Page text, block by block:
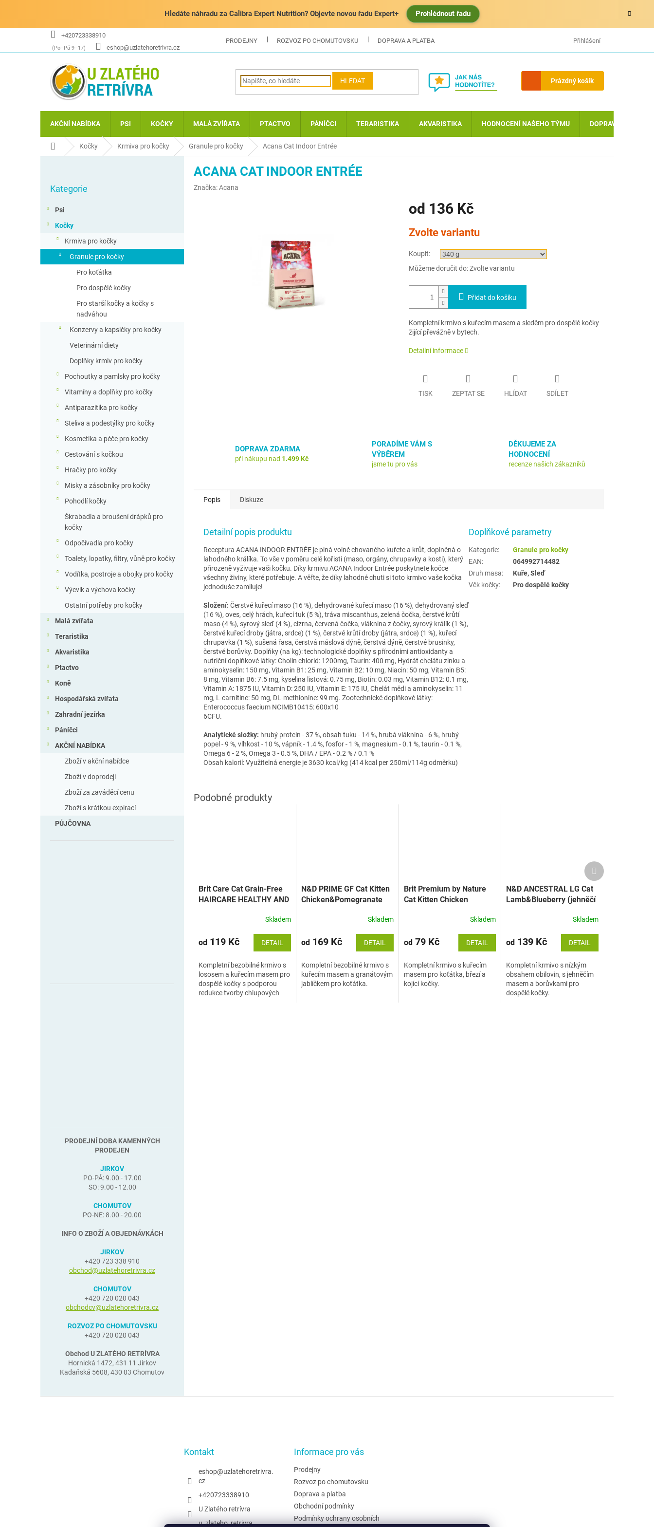
Hledáte náhradu za Calibra Expert Nutrition? Objevte novou řadu Expert+ Prohlédnout řadu
+420723338910
eshop@uzlatehoretrivra.cz
PRODEJNY ROZVOZ PO CHOMUTOVSKU DOPRAVA A PLATBA MOJE OBJEDNÁVKA
Přihlášení
HLEDAT
Nákupní
košík
Prázdný košík
AKČNÍ NABÍDKA PSI KOČKY MALÁ ZVÍŘATA PTACTVO PÁNÍČCI TERARISTIKA AKVARISTIKA HODNOCENÍ NAŠEHO TÝMU DOPRAVA A PLATBA
Domů Kočky Krmiva pro kočky Granule pro kočky Acana Cat Indoor Entrée
í
a
kategorie
Kategorie
Psi
Kočky
Krmiva pro kočky
Granule pro kočky
Pro koťátka
Pro dospělé kočky
Pro starší kočky a kočky s
nadváhou
Konzervy a kapsičky pro kočky
Veterinární diety
Doplňky krmiv pro kočky
Pochoutky a pamlsky pro kočky
Vitamíny a doplňky pro kočky
Antiparazitika pro kočky
Steliva a podestýlky pro kočky
Kosmetika a péče pro kočky
Cestování s kočkou
Hračky pro kočky
Misky a zásobníky pro kočky
Pohodlí kočky
Škrabadla a broušení drápků pro
kočky
Odpočívadla pro kočky
Toalety, lopatky, filtry, vůně pro kočky
Vodítka, postroje a obojky pro kočky
Výcvik a výchova kočky
Ostatní potřeby pro kočky
Malá zvířata
Teraristika
Akvaristika
Ptactvo
Koně
Hospodářská zvířata
Zahradní jezírka
Páníčci
AKČNÍ NABÍDKA
Zboží v akční nabídce
Zboží v doprodeji
Zboží za zaváděcí cenu
Zboží s krátkou expirací
PŮJČOVNA
PRODEJNÍ DOBA KAMENNÝCH
PRODEJEN
JIRKOV
PO-PÁ: 9.00 - 17.00
SO: 9.00 - 12.00
CHOMUTOV
PO-NE: 8.00 - 20.00
INFO O ZBOŽÍ A OBJEDNÁVKÁCH
JIRKOV
+420 723 338 910
obchod@uzlatehoretrivra.cz
CHOMUTOV
+420 720 020 043
obchodcv@uzlatehoretrivra.cz
ROZVOZ PO CHOMUTOVSKU
+420 720 020 043
Obchod U ZLATÉHO RETRÍVRA
Hornická 1472, 431 11 Jirkov
Kadaňská 5608, 430 03 Chomutov
ACANA CAT INDOOR ENTRÉE
Značka:Acana
od 136 Kč
cena:
Zvolte variantu
Koupit:
Můžeme doručit do: Zvolte variantu
Přidat do košíku
Kompletní krmivo s kuřecím masem a sleděm pro dospělé kočky
žijící převážně v bytech.
Detailní informace
TISK ZEPTAT SE HLÍDAT SDÍLET
DOPRAVA ZDARMA
při nákupu nad 1.499 Kč
PORADÍME VÁM S
VÝBĚREM
jsme tu pro vás
DĚKUJEME ZA
HODNOCENÍ
recenze našich zákazníků
Popis Diskuze
Detailní popis produktu
Receptura ACANA INDOOR ENTRÉE je plná volně chovaného kuřete a krůt, doplněná o
lahodného králíka. To vše v poměru celé kořisti (maso, orgány, chrupavky a kosti), který
přirozeně vyživuje vaši kočku. Díky krmivu ACANA Indoor Entrée poskytnete kočce
všechny živiny, které potřebuje. Avěřte, že díky lahodné chuti si toto krmivo vaše kočka
jednoduše zamiluje!
Složení: Čerstvé kuřecí maso (16 %), dehydrované kuřecí maso (16 %), dehydrovaný sleď
(16 %), oves, celý hrách, kuřecí tuk (5 %), tráva miscanthus, zelená čočka, čerstvé krůtí
maso (4 %), syrový sleď (4 %), cizrna, červená čočka, vláknina z čočky, syrový králík (1 %),
čerstvé kuřecí droby (játra, srdce) (1 %), čerstvé krůtí droby (játra, srdce) (1 %), kuřecí
chrupavka (1 %), sušená řasa, čerstvá máslová dýně, čerstvá dýně, čerstvé brusinky,
čerstvé borůvky. Doplňky (na kg): technologické doplňky s přírodními antioxidanty a
nutriční doplňkové látky: Cholin chlorid: 1200mg, Taurin: 400 mg, Hydrát chelátu zinku a
aminokyselin: 150 mg, Vitamin B1: 25 mg, Vitamin B2: 10 mg, Niacin: 50 mg, Vitamin B5:
8 mg, Vitamin B6: 7.5 mg, kyselina listová: 0.75 mg, Biotin: 0.03 mg, Vitamin B12: 0.1 mg,
Vitamin A: 1875 IU, Vitamin D: 250 IU, Vitamin E: 175 IU, Chelát mědi a aminokyselin: 11
mg, L-carnitine: 50 mg, DL-methionine: 99 mg. Zootechnické doplňkové látky:
Enterococcus faecium NCIMB10415: 600x10
6CFU.
Analytické složky: hrubý protein - 37 %, obsah tuku - 14 %, hrubá vláknina - 6 %, hrubý
popel - 9 %, v lhkost - 10 %, vápník - 1.4 %, fosfor - 1 %, magnesium - 0.1 %, taurin - 0.1 %,
Omega 6 - 2 %, Omega 3 - 0.5 %, DHA / EPA - 0.2 % / 0.1 %
Obsah kalorií: Využitelná energie je 3630 kcal/kg (414 kcal per 250ml/114g odměrku)
Doplňkové parametry
Kategorie:
Granule pro kočky
EAN:
064992714482
Druh masa:
Kuře, Sleď
Věk kočky: Pro dospělé kočky
Brit Care Cat Grain-Free
HAIRCARE HEALTHY AND
Skladem
od 119 Kč DETAIL
Kompletní bezobilné krmivo s
lososem a kuřecím masem pro
dospělé kočky s podporou
redukce tvorby chlupových
N&D PRIME GF Cat Kitten
Chicken&Pomegranate
Skladem
od169 Kč DETAIL
Kompletní bezobilné krmivo s
kuřecím masem a granátovým
jablíčkem pro koťátka.
Brit Premium by Nature
Cat Kitten Chicken
Skladem
od79 Kč DETAIL
Kompletní krmivo s kuřecím
masem pro koťátka, březí a
kojící kočky.
N&D ANCESTRAL LG Cat
Lamb&Blueberry (jehněčí
Skladem
od 139 Kč DETAIL
Kompletní krmivo s nízkým
obsahem obilovin, s jehněčím
masem a borůvkami pro
dospělé kočky.
Další
produkt
Kontakt
eshop@uzlatehoretrivra.
cz
+420723338910
U Zlatého retrívra
u_zlateho_retrivra
Informace pro vás
Prodejny
Rozvoz po chomutovsku
Doprava a platba
Obchodní podmínky
Podmínky ochrany osobních